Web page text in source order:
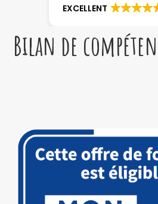
EXCELLENT
Bilan de